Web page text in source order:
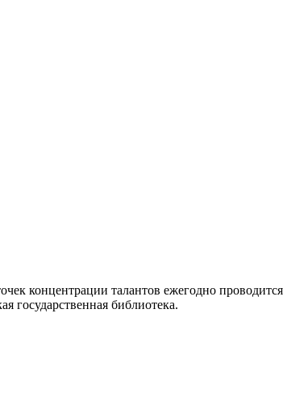
концентрации талантов ежегодно
государственная библиотека.